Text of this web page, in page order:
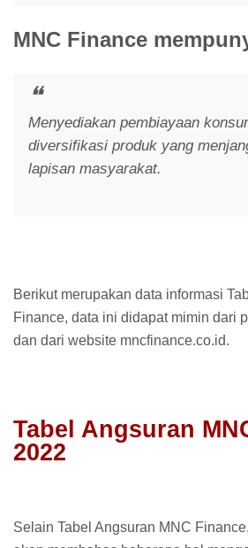
MNC Finance
Menyediakan pembiayaan
diversifikasi produk yang
lapisan masyarakat.
Berikut merupakan data informasi
Finance, data ini didapat mimin dari
dan dari website mncfinance.co.id.
Tabel Angsuran
2022
Selain Tabel Angsuran MNC